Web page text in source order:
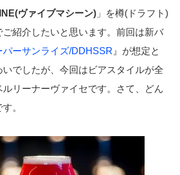
ヴァイブマシーン) 」を樽(ドラフト)
ご紹介したいと思います。前回は新バ
パーサンライズ/DDHSSR 』が想定と
でしたが、今回はビアスタイルが全
ルリーナーヴァイセです。さて、どん
。